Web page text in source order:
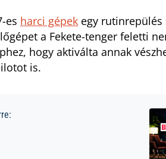
es harci gépek egy rutinrepülés
a Fekete-tenger feletti
hogy aktiválta annak
is.